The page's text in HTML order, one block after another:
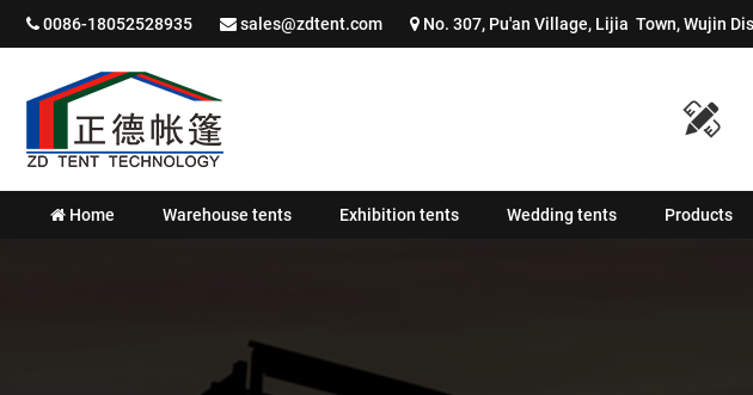
0086-18052528935 sales@zdtent.com No. 307, Pu'an Village, Lijia Town, Wujin

Home Warehouse tents Exhibition tents Wedding tents Products